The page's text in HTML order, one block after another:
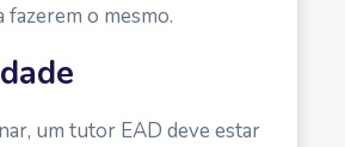
fazerem o mesmo.
um tutor EAD deve estar